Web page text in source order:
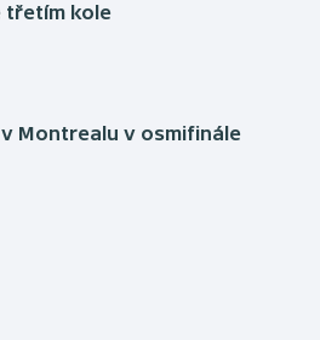
třetím kole
Montrealu v osmifinále